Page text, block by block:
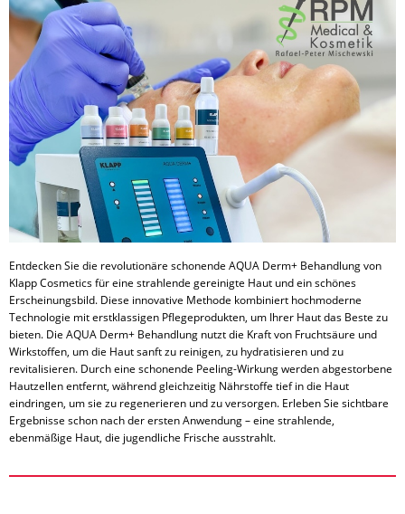
Entdecken Sie die revolutionäre schonende AQUA Derm+ Behandlung von
Klapp Cosmetics für eine strahlende gereinigte Haut und ein schönes
Erscheinungsbild. Diese innovative Methode kombiniert hochmoderne
Technologie mit erstklassigen Pflegeprodukten, um Ihrer Haut das Beste zu
bieten. Die AQUA Derm+ Behandlung nutzt die Kraft von Fruchtsäure und
Wirkstoffen, um die Haut sanft zu reinigen, zu hydratisieren und zu
revitalisieren. Durch eine schonende Peeling-Wirkung werden abgestorbene
Hautzellen entfernt, während gleichzeitig Nährstoffe tief in die Haut
eindringen, um sie zu regenerieren und zu versorgen. Erleben Sie sichtbare
Ergebnisse schon nach der ersten Anwendung – eine strahlende,
ebenmäßige Haut, die jugendliche Frische ausstrahlt.